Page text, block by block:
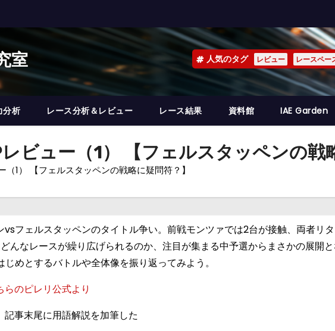
室 人気のタグ レビュー レースペー
分析 レース分析＆レビュー レース結果 資料館 IAE Garden
ビュー（1） 【フェルスタッペンの戦
（1） 【フェルスタッペンの戦略に疑問符？】
フェルスタッペンのタイトル争い。前戦モンツァでは2台が接触、両者リ
んなレースが繰り広げられるのか、注目が集まる中予選からまさかの展開
めとするバトルや全体像を振り返ってみよう。
のピレリ公式より
事末尾に用語解説を加筆した